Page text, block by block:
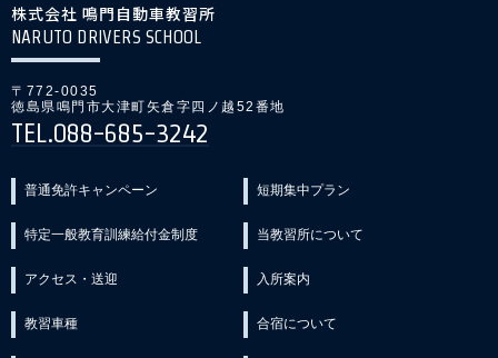
株式会社 鳴門自動車教習所
NARUTO DRIVERS SCHOOL
〒772-0035
徳島県鳴門市大津町矢倉字四ノ越52番地
TEL.088-685-3242
普通免許キャンペーン 短期集中プラン
特定一般教育訓練給付金制度 当教習所について
アクセス・送迎 入所案内
教習車種 合宿について